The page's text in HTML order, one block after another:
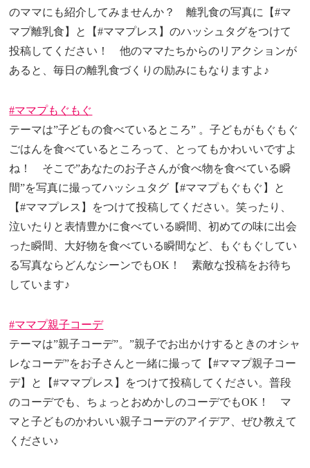
のママにも紹介してみませんか？ 離乳食の写真に【#マ
マプ離乳食】と【#ママプレス】のハッシュタグをつけて
投稿してください！ 他のママたちからのリアクションが
あると、毎日の離乳食づくりの励みにもなりますよ♪
#ママプもぐもぐ
テーマは”子どもの食べているところ” 。子どもがもぐもぐ
ごはんを食べているところって、とってもかわいいですよ
ね！ そこで”あなたのお子さんが食べ物を食べている瞬
間”を写真に撮ってハッシュタグ【#ママプもぐもぐ】と
【#ママプレス】をつけて投稿してください。笑ったり、
泣いたりと表情豊かに食べている瞬間、初めての味に出会
った瞬間、大好物を食べている瞬間など、もぐもぐしてい
る写真ならどんなシーンでもOK！ 素敵な投稿をお待ち
しています♪
#ママプ親子コーデ
テーマは”親子コーデ”。”親子でお出かけするときのオシャ
レなコーデ”をお子さんと一緒に撮って【#ママプ親子コー
デ】と【#ママプレス】をつけて投稿してください。普段
のコーデでも、ちょっとおめかしのコーデでもOK！ マ
マと子どものかわいい親子コーデのアイデア、ぜひ教えて
ください♪